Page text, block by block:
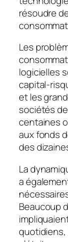
résoudre
Les
logicielles
capital-
et les
sociétés
centaines
aux fonds
des
La
a
Beaucoup
quotidiens,